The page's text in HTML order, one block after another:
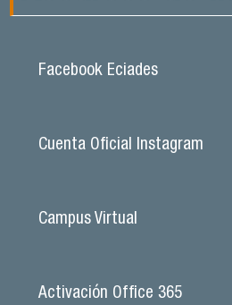
Facebook Eciades
Cuenta Oficial Instagram
Campus Virtual
Activación Office 365